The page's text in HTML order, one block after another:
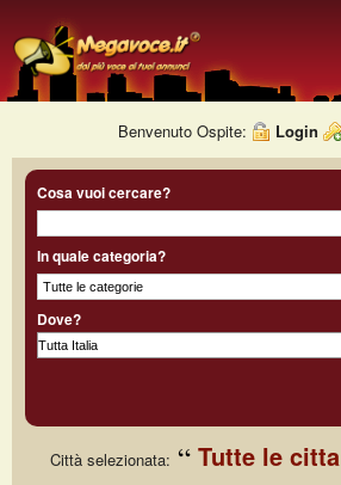
Benvenuto Ospite: Login
Cosa vuoi cercare?
In quale categoria?
Dove?
Città selezionata: Tutte le citta